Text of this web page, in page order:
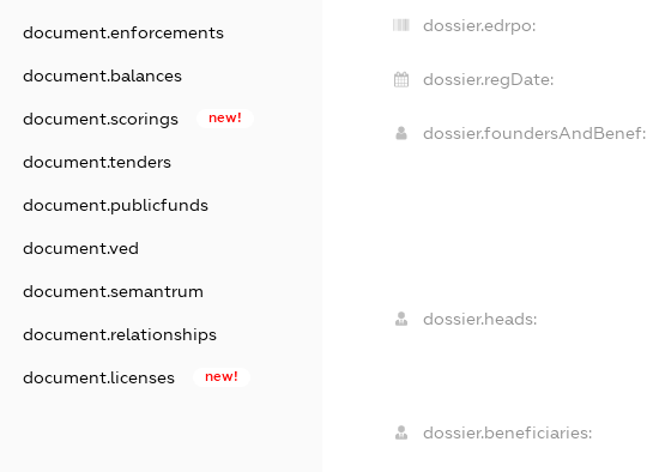
document.enforcements
document.balances
document.scorings new!
document.tenders
document.publicfunds
document.ved
document.semantrum
document.relationships
document.licenses new!
dossier.edrpo:
dossier.regDate:
dossier.foundersAndBenef:
dossier.heads:
dossier.beneficiaries: